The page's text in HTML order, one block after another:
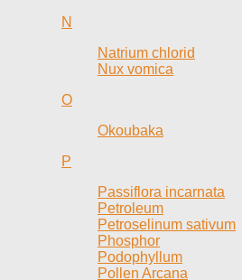
N
Natrium chlorid
Nux vomica
O
Okoubaka
P
Passiflora incarnata
Petroleum
Petroselinum sativum
Phosphor
Podophyllum
Pollen Arcana